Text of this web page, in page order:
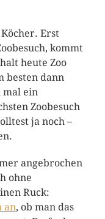
Erst
kommt
heute Zoo
besten dann
mal ein
Zoobesuch
ja noch –
angebrochen
ohne
Ruck:
an, ob man das